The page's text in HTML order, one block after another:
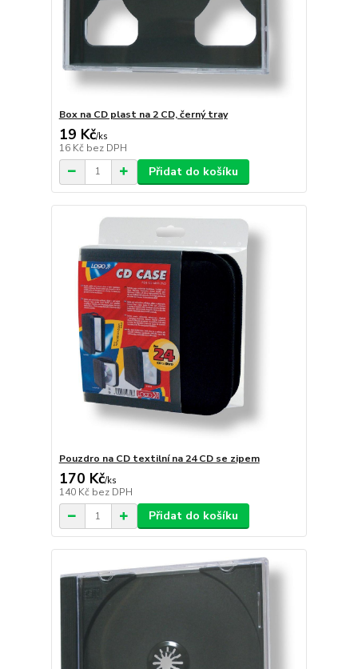
Box na CD plast na 2 CD, černý tray
19 Kč/ks
16 Kč bez DPH
Přidat do košíku
Pouzdro na CD textilní na 24 CD se zipem
170 Kč/ks
140 Kč bez DPH
Přidat do košíku